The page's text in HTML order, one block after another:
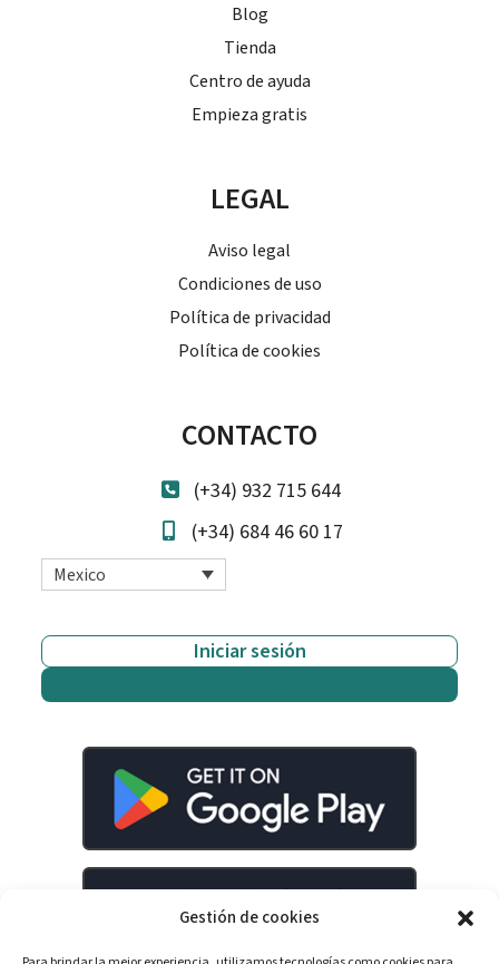
Gestión de cookies
Blog
Tienda
Centro de ayuda
Empieza gratis
LEGAL
Aviso legal
Condiciones de uso
Política de privacidad
Política de cookies
CONTACTO
(+34) 932 715 644
(+34) 684 46 60 17
Mexico
Iniciar sesión